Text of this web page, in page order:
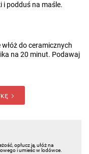
i podduś na maśle.
do ceramicznych
na 20 minut. Podawaj
opłucz ją, ułóż na
i umieśc w lodówce.